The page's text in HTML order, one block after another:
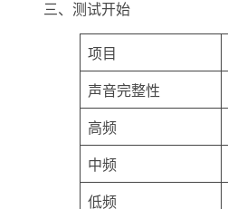
三、测试开始
项目
声音完整性
高频
中频
低频